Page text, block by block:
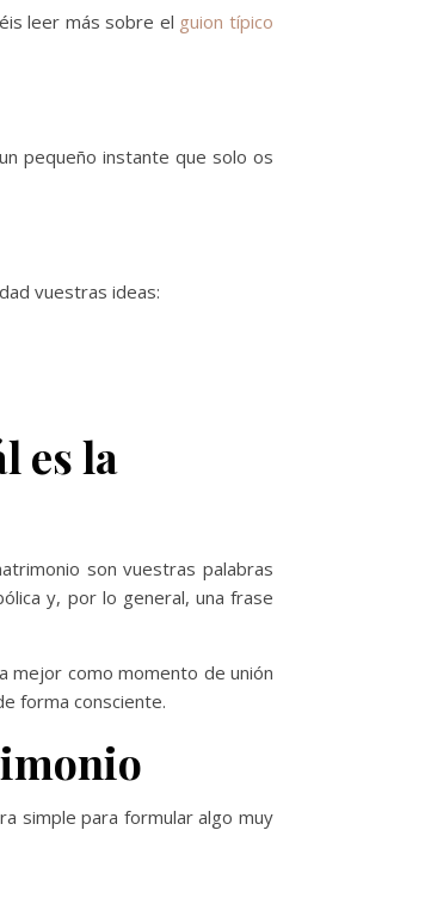
leer más sobre el guion típico
pequeño instante que solo os
vuestras ideas:
es la
son vuestras palabras
y, por lo general, una frase
mejor como momento de unión
forma consciente.
simple para formular algo muy